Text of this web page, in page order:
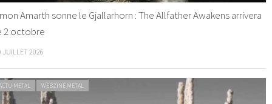
Amarth sonne le Gjallarhorn : The Allfather Awakens arrivera
2 octobre
JUILLET 2026
METAL WEBZINE METAL